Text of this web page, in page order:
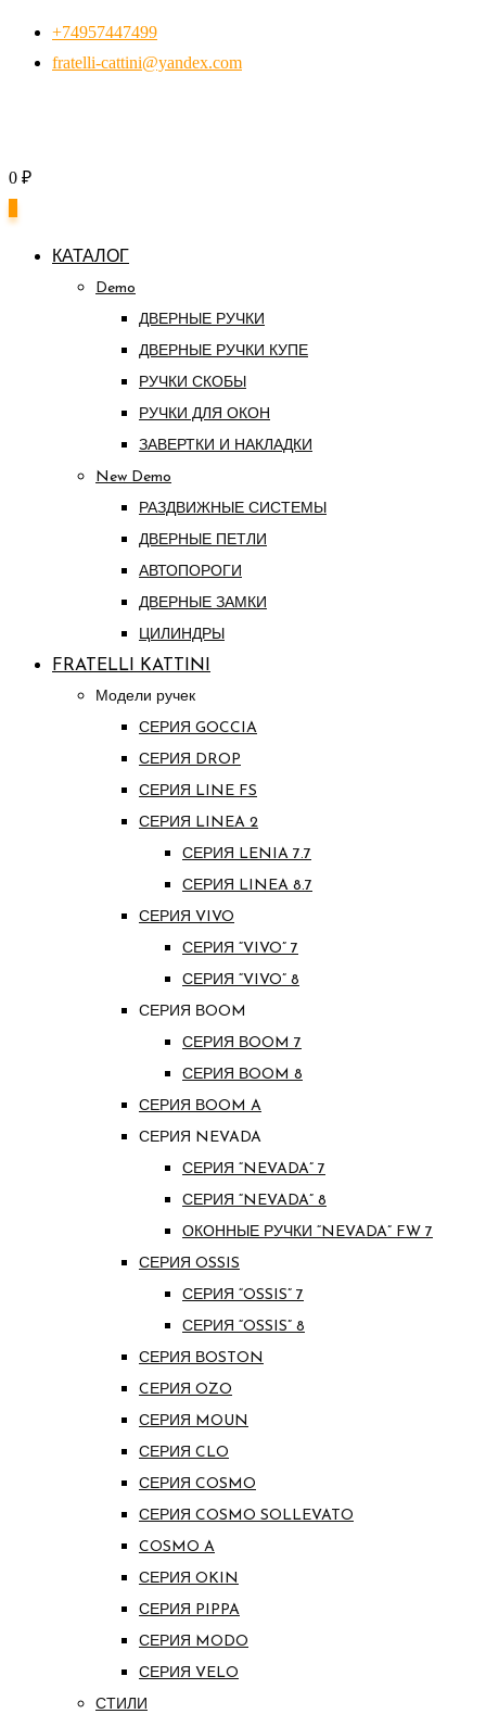
Перейти+74957447499
fratelli-cattini@yandex.com
0 ₽
КАТАЛОГ
Demo
ДВЕРНЫЕ РУЧКИ
ДВЕРНЫЕ РУЧКИ КУПЕ
РУЧКИ СКОБЫ
РУЧКИ ДЛЯ ОКОН
ЗАВЕРТКИ И НАКЛАДКИ
New Demo
РАЗДВИЖНЫЕ СИСТЕМЫ
ДВЕРНЫЕ ПЕТЛИ
АВТОПОРОГИ
ДВЕРНЫЕ ЗАМКИ
ЦИЛИНДРЫ
FRATELLI KATTINI
Модели ручек
СЕРИЯ GOCCIA
СЕРИЯ DROP
СЕРИЯ LINE FS
СЕРИЯ LINEA 2
СЕРИЯ LENIA 7.7
СЕРИЯ LINEA 8.7
СЕРИЯ VIVO
СЕРИЯ “VIVO” 7
СЕРИЯ “VIVO” 8
СЕРИЯ ВOOM
СЕРИЯ ВOOM 7
СЕРИЯ ВOOM 8
СЕРИЯ ВOOM A
СЕРИЯ NEVADA
СЕРИЯ “NEVADA” 7
СЕРИЯ “NEVADA” 8
ОКОННЫЕ РУЧКИ “NEVADA” FW 7
СЕРИЯ OSSIS
СЕРИЯ “OSSIS” 7
СЕРИЯ “OSSIS” 8
СЕРИЯ ВOSTON
CЕРИЯ OZO
СЕРИЯ MOUN
СЕРИЯ CLO
СЕРИЯ COSMO
СЕРИЯ COSMO SOLLEVATO
COSMO A
СЕРИЯ OKIN
СЕРИЯ PIPPA
СЕРИЯ MODO
СЕРИЯ VELO
СТИЛИ